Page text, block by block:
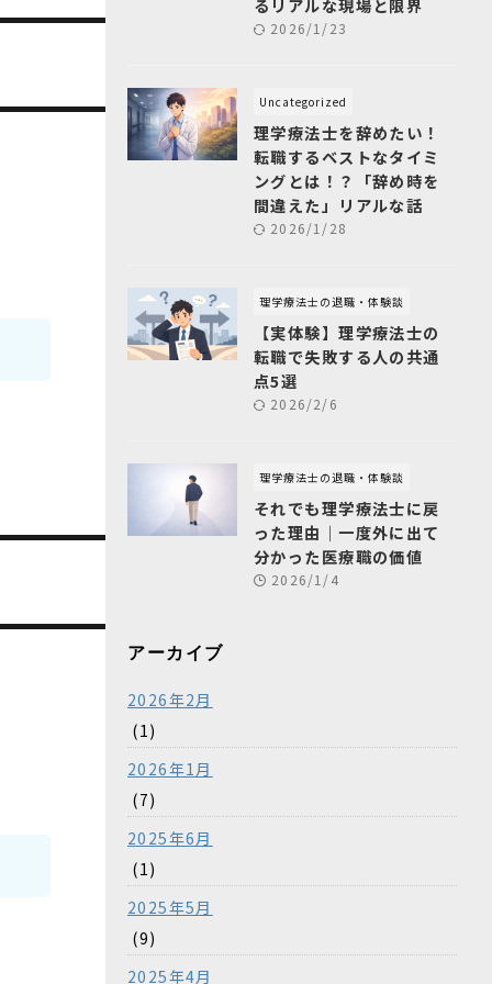
るリアルな現場と限界
2026/1/23
Uncategorized
理学療法士を辞めたい！
転職するベストなタイミ
ングとは！？「辞め時を
間違えた」リアルな話
2026/1/28
理学療法士の退職・体験談
【実体験】理学療法士の
転職で失敗する人の共通
点5選
2026/2/6
理学療法士の退職・体験談
それでも理学療法士に戻
った理由｜一度外に出て
分かった医療職の価値
2026/1/4
アーカイブ
2026年2月
(1)
2026年1月
(7)
2025年6月
(1)
2025年5月
(9)
2025年4月